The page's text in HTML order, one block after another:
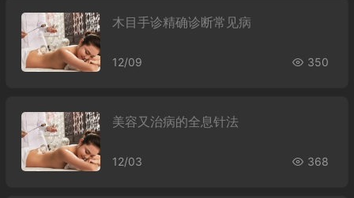
木目手诊精确诊断常见病
12/09 350
美容又治病的全息针法
12/03 368